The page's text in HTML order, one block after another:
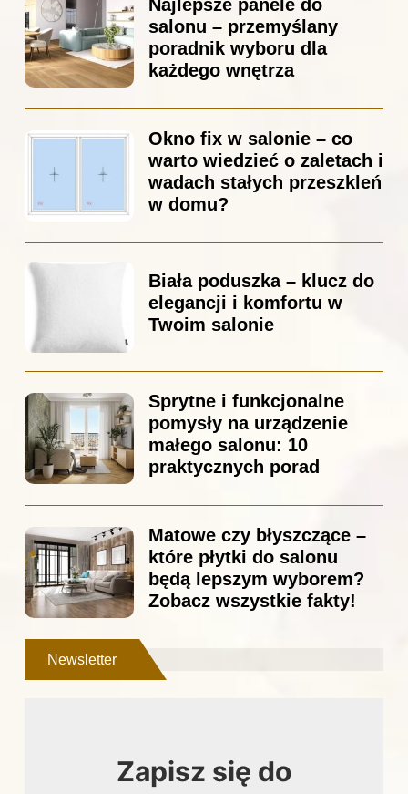
Najlepsze panele do
salonu – przemyślany
poradnik wyboru dla
każdego wnętrza
Okno fix w salonie – co
warto wiedzieć o zaletach i
wadach stałych przeszkleń
w domu?
Biała poduszka – klucz do
elegancji i komfortu w
Twoim salonie
Sprytne i funkcjonalne
pomysły na urządzenie
małego salonu: 10
praktycznych porad
Matowe czy błyszczące –
które płytki do salonu
będą lepszym wyborem?
Zobacz wszystkie fakty!
Newsletter
Zapisz się do